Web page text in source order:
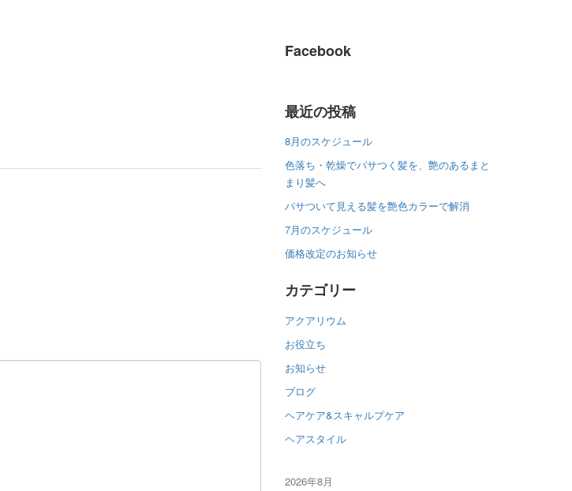
Facebook
最近の投稿
8月のスケジュール
色落ち・乾燥でパサつく髪を、艶のあるまと
まり髪へ
パサついて見える髪を艶色カラーで解消
7月のスケジュール
価格改定のお知らせ
カテゴリー
アクアリウム
お役立ち
お知らせ
ブログ
ヘアケア&スキャルプケア
ヘアスタイル
2026年8月